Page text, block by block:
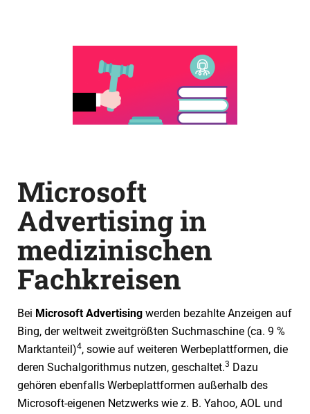
Microsoft
Advertising in
medizinischen
Fachkreisen
Bei Microsoft Advertising werden bezahlte Anzeigen auf
Bing, der weltweit zweitgrößten Suchmaschine (ca. 9 %
Marktanteil)4, sowie auf weiteren Werbeplattformen, die
deren Suchalgorithmus nutzen, geschaltet.3 Dazu
gehören ebenfalls Werbeplattformen außerhalb des
Microsoft-eigenen Netzwerks wie z. B. Yahoo, AOL und